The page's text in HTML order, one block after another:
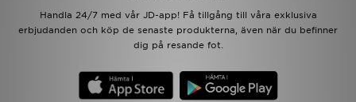
Handla 24/7 med vår JD-app! Få tillgång till våra exklusiva
erbjudanden och köp de senaste produkterna, även när du befinner
dig på resande fot.